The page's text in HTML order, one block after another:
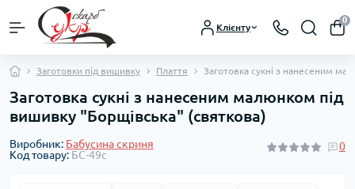
Клієнту
0
Заготовки під вишивку Плаття Заготовка сукні з нанесеним
Заготовка сукні з нанесеним малюнком під
вишивку "Борщівська" (святкова)
Виробник: Бабусина скриня
Код товару: БС-49с
0